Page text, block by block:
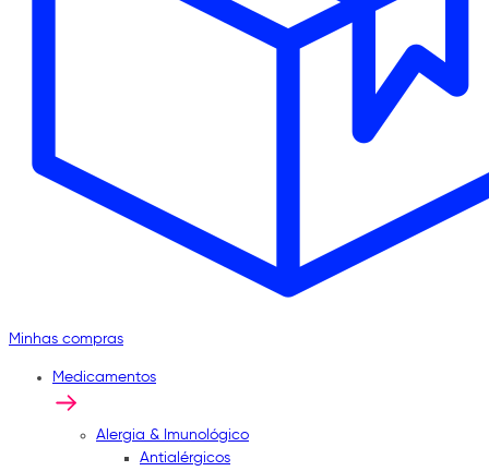
Minhas compras
Medicamentos
Alergia & Imunológico
Antialérgicos